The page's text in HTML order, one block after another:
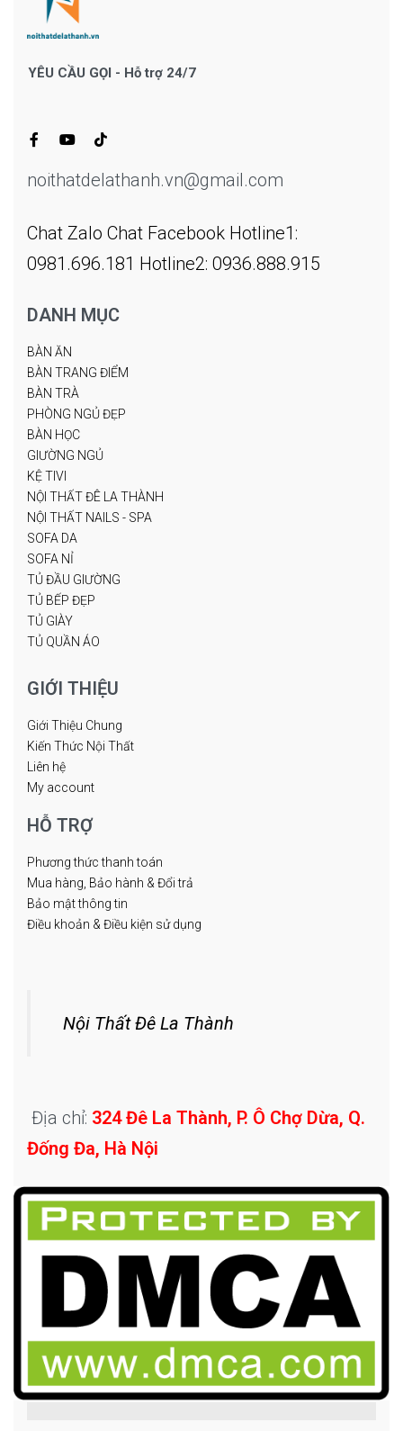
YÊU CẦU GỌI - Hỗ trợ 24/7
noithatdelathanh.vn@gmail.com
Chat Zalo Chat Facebook Hotline1:
0981.696.181 Hotline2: 0936.888.915
DANH MỤC
BÀN ĂN
BÀN TRANG ĐIỂM
BÀN TRÀ
PHÒNG NGỦ ĐẸP
BÀN HỌC
GIƯỜNG NGỦ
KỆ TIVI
NỘI THẤT ĐÊ LA THÀNH
NỘI THẤT NAILS - SPA
SOFA DA
SOFA NỈ
TỦ ĐẦU GIƯỜNG
TỦ BẾP ĐẸP
TỦ GIÀY
TỦ QUẦN ÁO
GIỚI THIỆU
Giới Thiệu Chung
Kiến Thức Nội Thất
Liên hệ
My account
HỖ TRỢ
Phương thức thanh toán
Mua hàng, Bảo hành & Đổi trả
Bảo mật thông tin
Điều khoản & Điều kiện sử dụng
Nội Thất Đê La Thành
Địa chỉ: 324 Đê La Thành, P. Ô Chợ Dừa, Q.
Đống Đa, Hà Nội